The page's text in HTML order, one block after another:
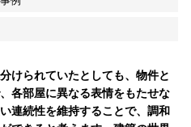
けられていたとしても、物件と
各部屋に異なる表情をもたせな
連続性を維持することで、調和